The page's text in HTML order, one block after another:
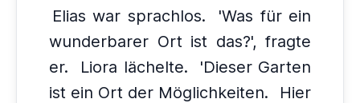
Elias war sprachlos.
'Was für ein
wunderbarer Ort ist das?', fragte
er.
Liora lächelte.
'Dieser Garten
ist ein Ort der Möglichkeiten.
Hier